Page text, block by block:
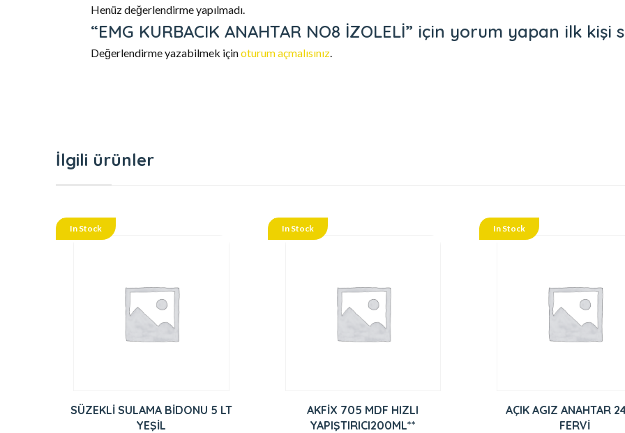
Henüz değerlendirme yapılmadı.
“EMG KURBACIK ANAHTAR NO8 İZOLELİ” için yorum yapan ilk kişi
Değerlendirme yazabilmek içinoturum açmalısınız.
İlgili ürünler
In Stock
SÜZEKLİ SULAMA BİDONU 5 LT
YEŞİL
In Stock
AKFİX 705 MDF HIZLI
YAPIŞTIRICI200ML**
In Stock
AÇIK AGIZ ANAHTAR
FERVİ